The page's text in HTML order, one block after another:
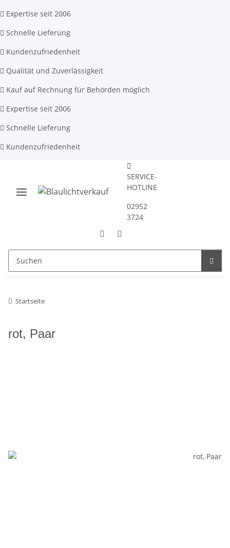
Expertise seit 2006
Schnelle Lieferung
Kundenzufriedenheit
Qualität und Zuverlässigkeit
Kauf auf Rechnung für Behörden möglich
Expertise seit 2006
Schnelle Lieferung
Kundenzufriedenheit
SERVICE-
HOTLINE
02952
3724
Startseite
rot, Paar